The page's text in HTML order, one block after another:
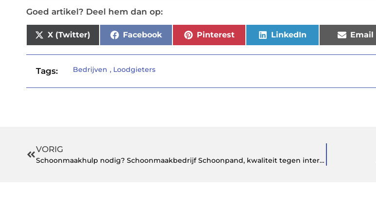
Goed artikel? Deel hem dan op:
X (Twitter) Facebook Pinterest LinkedIn Email
Tags: Bedrijven , Loodgieters
VORIG
Schoonmaakhulp nodig? Schoonmaakbedrijf Schoonpand, kwaliteit tegen interessante voorwaarden!